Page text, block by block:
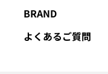
BRAND
よくあるご質問